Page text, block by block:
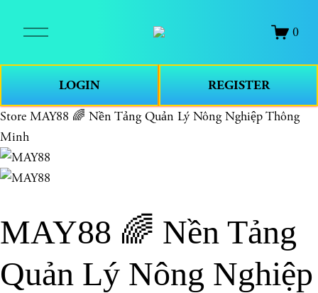
O
e
e
n
0
LOGIN REGISTER
Store MAY88 🌈 Nền Tảng Quản Lý Nông Nghiệp Thông
Minh
MAY88 🌈 Nền Tảng
Quản Lý Nông Nghiệp